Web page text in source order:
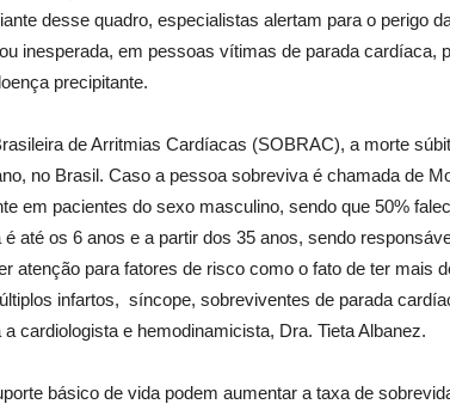
desse quadro, especialistas alertam para o perigo
inesperada, em pessoas vítimas de parada cardíaca,
precipitante.
de Arritmias Cardíacas (SOBRAC), a morte
no Brasil. Caso a pessoa sobreviva é chamada de
em pacientes do sexo masculino, sendo que 50%
até os 6 anos e a partir dos 35 anos, sendo
atenção para fatores de risco como o fato de ter mais
infartos, síncope, sobreviventes de parada
cardiologista e hemodinamicista, Dra. Tieta Albanez.
básico de vida podem aumentar a taxa de